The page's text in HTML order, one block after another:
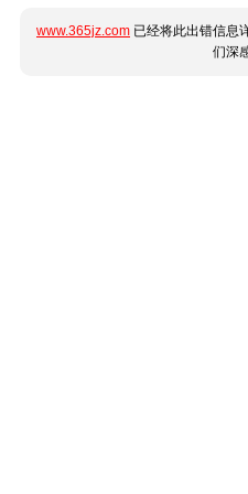
www.365jz.com 已经将此出错信息
们深